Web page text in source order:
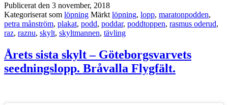
Publicerat den 3 november, 2018
Kategoriserat som löpning Märkt löpning, lopp, maratonpodden,
petra månström, plakat, podd, poddar, poddtoppen, rasmus oderud,
raz, raznu, skylt, skyltmannen, tävling
Årets sista skylt – Göteborgsvarvets
seedningslopp. Bråvalla Flygfält.